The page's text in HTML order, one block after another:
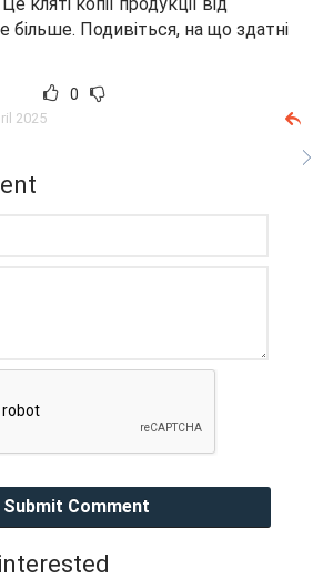
кляті копії продукції від
більше. Подивіться, на що здатні
0
2025
Submit Comment